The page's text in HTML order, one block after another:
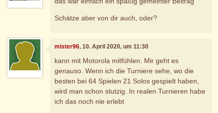
Schätze aber von dir auch, oder?
mister96, 10. April 2020, um 11:30
kann mit Motorola mitfühlen. Mir geht es
genauso. Wenn ich die Turniere sehe, wo die
besten bei 64 Spielen 21 Solos gespielt haben,
wird man schon stutzig. In realen Turnieren habe
ich das noch nie erlebt